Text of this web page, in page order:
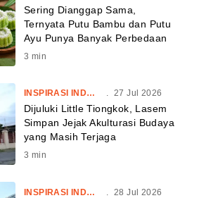
Sering Dianggap Sama,
Ternyata Putu Bambu dan Putu
Ayu Punya Banyak Perbedaan
3 min
INSPIRASI INDONESIA . 27 Jul 2026
Dijuluki Little Tiongkok, Lasem
Simpan Jejak Akulturasi Budaya
yang Masih Terjaga
3 min
INSPIRASI INDONESIA 28 Jul 2026